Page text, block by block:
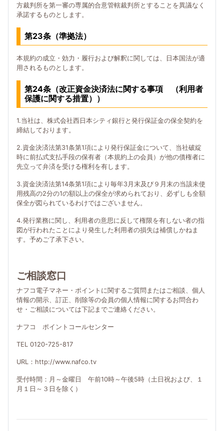
方裁判所を第一審の専属的合意管轄裁判所とすることを異議なく
承諾するものとします。
第23条（準拠法）
本規約の成立・効力・履行および解釈に関しては、日本国法が適
用されるものとします。
第24条（改正資金決済法に関する事項 （利用者
保護に関する措置））
1.当社は、株式会社西日本シティ銀行と発行保証金の保全契約を
締結しております。
2.資金決済法第31条第1項により発行保証金について、当社破綻
時に前払式支払手段の保有者（本規約上の会員）が他の債権者に
先立って弁済を受ける権利を有します。
3.資金決済法第14条第1項により毎年3月末及び９月末の当該未使
用残高の2分の1の額以上の保全が求められており、必ずしも全額
保全が図られているわけではございません。
4.発行業務に関し、利用者の意思に反して権限を有しない者の指
図が行われたことにより発生した利用者の損失は補償しかねま
す。予めご了承下さい。
ご相談窓口
ナフコ電子マネー・ポイントに関するご質問またはご相談、個人
情報の開示、訂正、削除等の会員の個人情報に関するお問合わ
せ・ご相談については下記までご連絡ください。
ナフコ ポイントコールセンター
TEL 0120-725-817
URL：http://www.nafco.tv
受付時間：月～金曜日 午前10時～午後5時（土日祝および、１
月１日～３日を除く）